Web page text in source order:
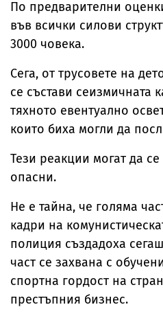
По предварителни
във всички силови
3000 човека.
Сега, от трусовете на
се състави сеизмичната
тяхното евентуално
които биха могли да
Тези реакции могат да
опасни.
Не е тайна, че голяма
кадри на
полиция създадоха
част се захвана с
спортна гордост на
престъпния бизнес.